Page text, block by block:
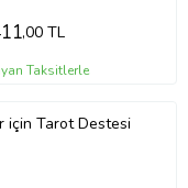
,00 TL
Taksitlerle
için Tarot Destesi